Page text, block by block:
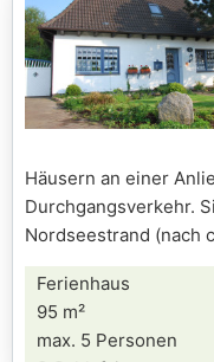
Häusern an einer
Durchgangsverkehr.
Nordseestrand (nach
Ferienhaus
95 m²
max. 5 Personen